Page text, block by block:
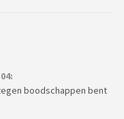
boodschappen bent